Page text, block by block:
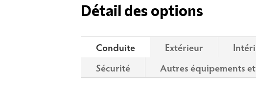
Détail des options
Conduite Extérieur
Sécurité
Autres équipements